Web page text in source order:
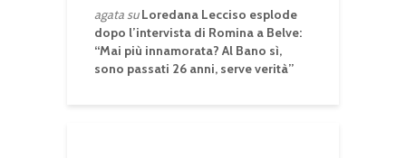
agatasuLoredana Lecciso esplode
dopo l’intervista di Romina a Belve:
“Mai più innamorata? Al Bano sì,
sono passati 26 anni, serve verità”